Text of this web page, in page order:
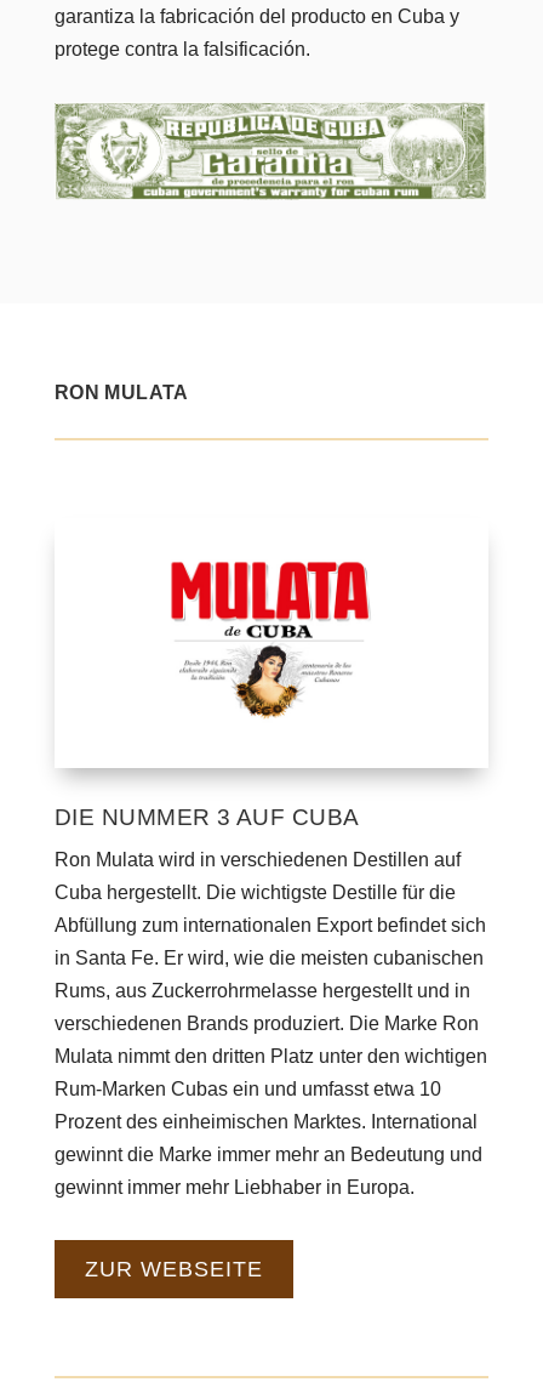
garantiza la fabricación del producto en Cuba y
protege contra la falsificación.
RON MULATA
DIE NUMMER 3 AUF CUBA
Ron Mulata wird in verschiedenen Destillen auf
Cuba hergestellt. Die wichtigste Destille für die
Abfüllung zum internationalen Export befindet sich
in Santa Fe. Er wird, wie die meisten cubanischen
Rums, aus Zuckerrohrmelasse hergestellt und in
verschiedenen Brands produziert. Die Marke Ron
Mulata nimmt den dritten Platz unter den wichtigen
Rum-Marken Cubas ein und umfasst etwa 10
Prozent des einheimischen Marktes. International
gewinnt die Marke immer mehr an Bedeutung und
gewinnt immer mehr Liebhaber in Europa.
ZUR WEBSEITE